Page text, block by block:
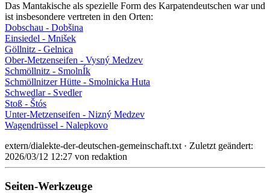
Das Mantakische als spezielle Form des Karpatendeutschen war und
ist insbesondere vertreten in den Orten:
Dobschau - Dobšina
Einsiedel - Mnišek
Göllnitz - Gelnica
Ober-Metzenseifen - Vysný Medzev
Schmöllnitz - SmolnÍk
Schmöllnitzer Hütte - Smolnicka Huta
Schwedlar - Svedler
Stoß - Štós
Unter-Metzenseifen - Nizný Medzev
Wagendrüssel - Nalepkovo
extern/dialekte-der-deutschen-gemeinschaft.txt · Zuletzt geändert:
2026/03/12 12:27 von redaktion
Seiten-Werkzeuge